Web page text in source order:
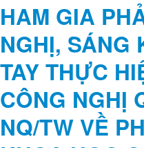
HAM GIA
NGHỊ, SÁNG
TAY THỰC
CÔNG NGHỊ
NQ/TW VỀ